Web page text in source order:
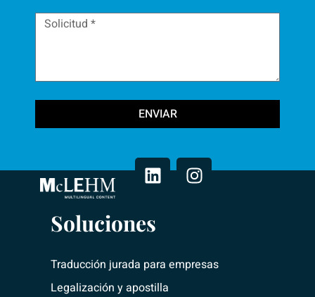
ENVIAR
i
n
e
d
n
n
s
a
Soluciones
Traducción jurada para empresas
Legalización y apostilla